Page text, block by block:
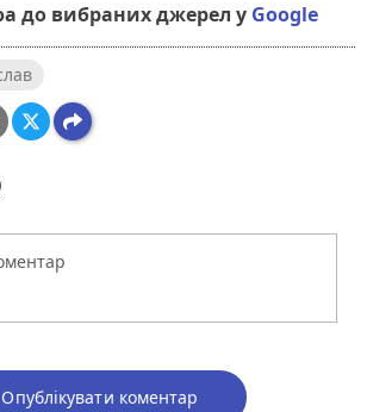
до вибраних джерел у Google
Опублікувати коментар